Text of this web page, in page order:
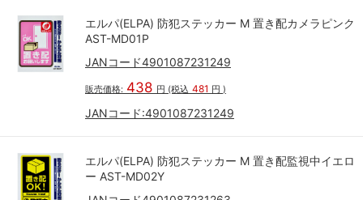
エルパ(ELPA) 防犯ステッカー M 置き配カメラピンク
AST-MD01P
JANコード4901087231249
販売価格: 438 円 (税込 481 円 )
JANコード:4901087231249
エルパ(ELPA) 防犯ステッカー M 置き配監視中イエロ
ー AST-MD02Y